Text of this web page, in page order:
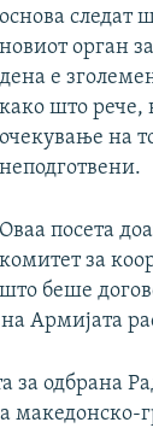
основа следат
новиот орган
дена е
како што рече,
очекување на
неподготвени.
Оваа посета
комитет за
што беше
Армијата
за одбрана
македонско-